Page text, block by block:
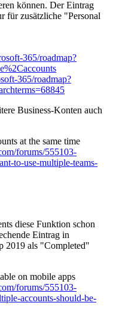
können. Der Eintrag
für zusätzliche "Personal
365/roadmap?
365/roadmap?
Business-Konten auch
at the same time
forums/555103-
to-use-multiple-teams-
diese Funktion schon
Eintrag in
2019 als "Completed"
on mobile apps
forums/555103-
accounts-should-be-